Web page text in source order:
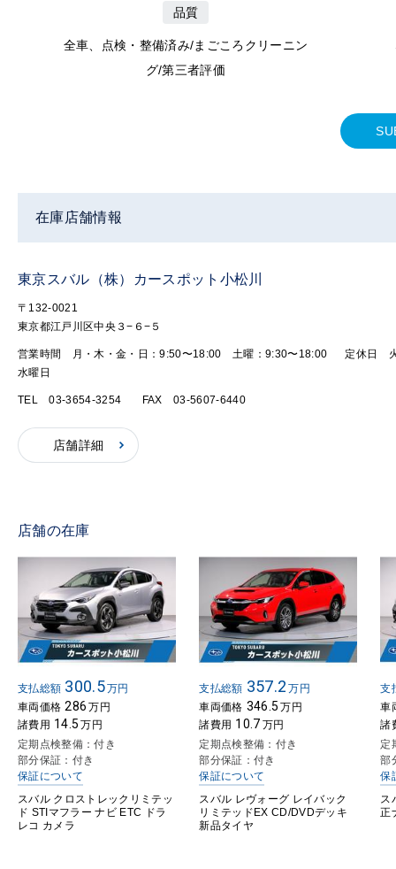
品質
全車、点検・整備済み/まごころクリーニン
グ/第三者評価
在庫店舗情報
東京スバル（株）カースポット小松川
〒132-0021
東京都江戸川区中央３−６−５
営業時間 月・木・金・日：9:50〜18:00 土曜：9:30〜18:00
定休日
水曜日
TEL 03-3654-3254 FAX 03-5607-6440
店舗詳細
店舗の在庫
支払総額 300.5万円
車両価格 286 万円
諸費用 14.5 万円
定期点検整備：付き
部分保証：付き
保証について
スバル クロストレックリミテッ
ド STIマフラー ナビ ETC ドラ
レコ カメラ
支払総額 357.2 万円
車両価格 346.5 万円
諸費用 10.7 万円
定期点検整備：付き
部分保証：付き
保証について
スバル レヴォーグ レイバック
リミテッドEX CD/DVDデッキ
新品タイヤ
支
車
諸
定
部
保
ス
正